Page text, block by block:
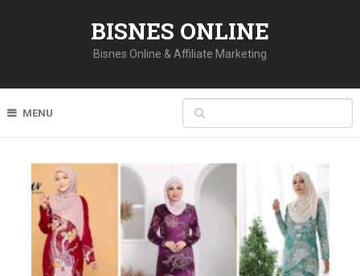
BISNES ONLINE
Bisnes Online & Affiliate Marketing
MENU